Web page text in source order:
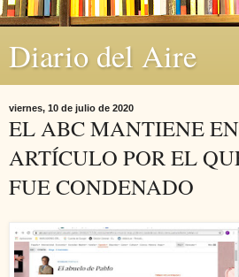
Diario del Aire
viernes, 10 de julio de 2020
EL ABC MANTIENE
ARTÍCULO POR EL
FUE CONDENADO